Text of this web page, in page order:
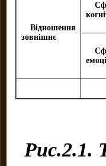
Відношення
зовнішнє
Рис.2.1.